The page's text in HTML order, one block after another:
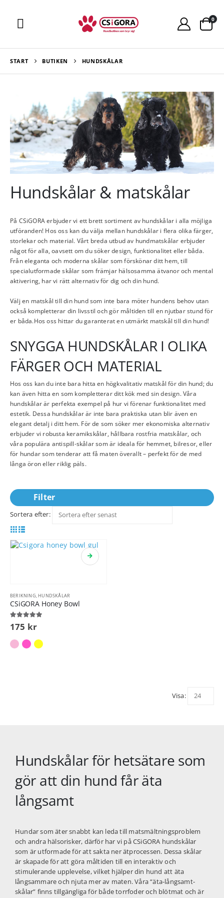
0
START BUTIKEN HUNDSKÅLAR
Hundskålar & matskålar
På CSiGORAerbjuder vi ett brett sortiment av hundskålar i alla möjliga
utföranden! Hos oss kan du välja mellan hundskålar i flera olika färger,
storlekar och material. Vårt breda utbud av hundmatskålar erbjuder
något för alla, oavsett om du söker design, funktionalitet eller båda.
Från eleganta och moderna skålar som förskönar ditt hem, till
specialutformade skålar som främjar hälsosamma ätvanor och mental
aktivering, har vi rätt alternativ för dig och din hund.
Välj en matskål till din hund som inte bara möter hundens behov utan
också kompletterar din livsstil och gör måltiden till en njutbar stund för
er båda.Hos oss hittar du garanterat en utmärkt matskål till din hund!
SNYGGA HUNDSKÅLAR I OLIKA
FÄRGER OCH MATERIAL
Hos oss kan du inte bara hitta en högkvalitativ matskål för din hund; du
kan även hitta en som kompletterar ditt kök med sin design. Våra
hundskålar är perfekta exempel på hur vi förenar funktionalitet med
estetik. Dessa hundskålar är inte bara praktiska utan blir även en
elegant detalj i ditt hem. För de som söker mer ekonomiska alternativ
erbjuder vi robusta keramikskålar, hållbara rostfria matskålar, och
våra populära antispill-skålar som är ideala för hemmet, bilresor, eller
för hundar som tenderar att få maten överallt – perfekt för de med
långa öron eller riklig päls.
Filter
Sortera efter:
BERIKNING HUNDSKÅLAR
CSiGORA Honey Bowl
5.00out of 5
175 kr
Visa:
Hundskålar för hetsätare som
gör att din hund får äta
långsamt
Hundar som äter snabbt kan leda till matsmältningsproblem
och andra hälsorisker, därför har vi påCSiGORA hundskålar
som är utformade för att sakta ner ätprocessen. Dessa skålar
är skapade för att göra måltiden till en interaktiv och
stimulerande upplevelse, vilket hjälper din hund att äta
långsammare och njuta mer av maten. Våra “äta-långsamt-
skålar” finns tillgängliga för både torrfoder och blötmat och är